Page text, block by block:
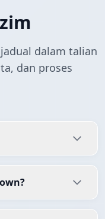
dalam talian
dan proses